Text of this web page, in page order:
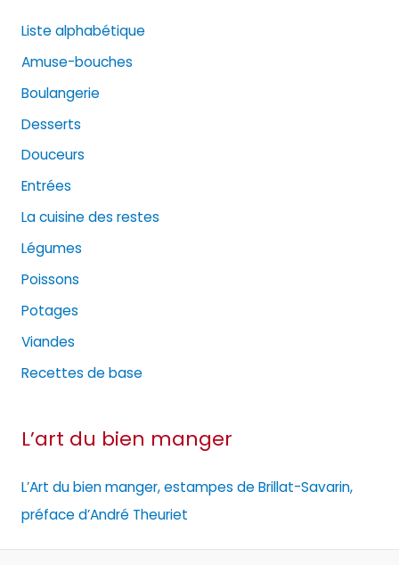
Liste alphabétique
Amuse-bouches
Boulangerie
Desserts
Douceurs
Entrées
La cuisine des restes
Légumes
Poissons
Potages
Viandes
Recettes de base
L’art du bien manger
L’Art du bien manger, estampes de Brillat-Savarin,
préface d’André Theuriet